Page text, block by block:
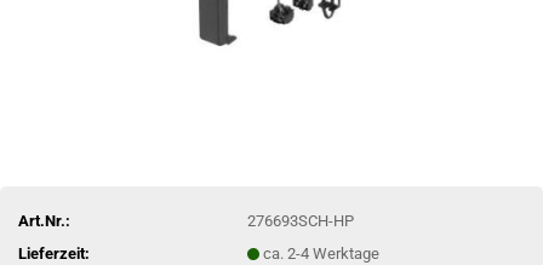
Art.Nr.:
276693SCH-HP
Lieferzeit:
ca. 2-4 Werktage